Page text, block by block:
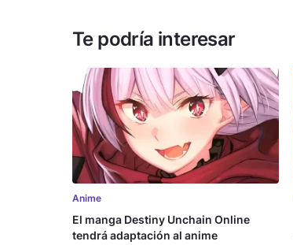
Te podría interesar
Anime
El manga Destiny Unchain Online
tendrá adaptación al anime